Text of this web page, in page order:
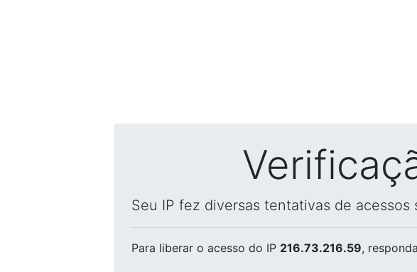
Seu IP fez diversas tentativas de
Para liberar o acesso do IP 216.73.216.59,